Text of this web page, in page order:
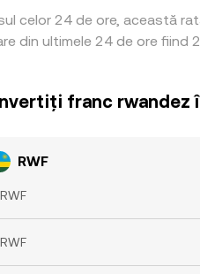
celor 24 de ore, această
din ultimele 24 de ore fiind
franc rwandez
RWF